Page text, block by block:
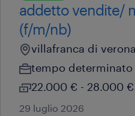
addetto vendite/
(f/m/nb)
villafranca di
tempo determinato
22.000 € - 28.000
29 luglio 2026